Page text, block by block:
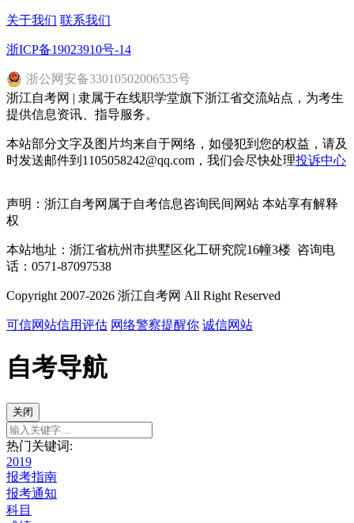
关于我们 联系我们
浙ICP备19023910号-14
浙公网安备33010502006535号
浙江自考网 | 隶属于在线职学堂旗下浙江省交流站点，为考生
提供信息资讯、指导服务。
本站部分文字及图片均来自于网络，如侵犯到您的权益，请及
时发送邮件到1105058242@qq.com，我们会尽快处理投诉中心
声明：浙江自考网属于自考信息咨询民间网站 本站享有解释
权
本站地址：浙江省杭州市拱墅区化工研究院16幢3楼 咨询电
话：0571-87097538
Copyright 2007-2026 浙江自考网 All Right Reserved
可信网站信用评估 网络警察提醒你 诚信网站
自考导航
关闭
热门关键词:
2019
报考指南
报考通知
科目